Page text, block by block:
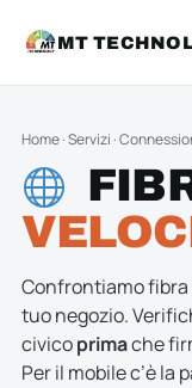
MT
Home·Servizi ·
Confrontiamo fibra
tuo negozio.
civicoprimache
Per il mobile c’è la